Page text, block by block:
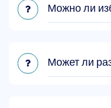
Можно ли
Может ли